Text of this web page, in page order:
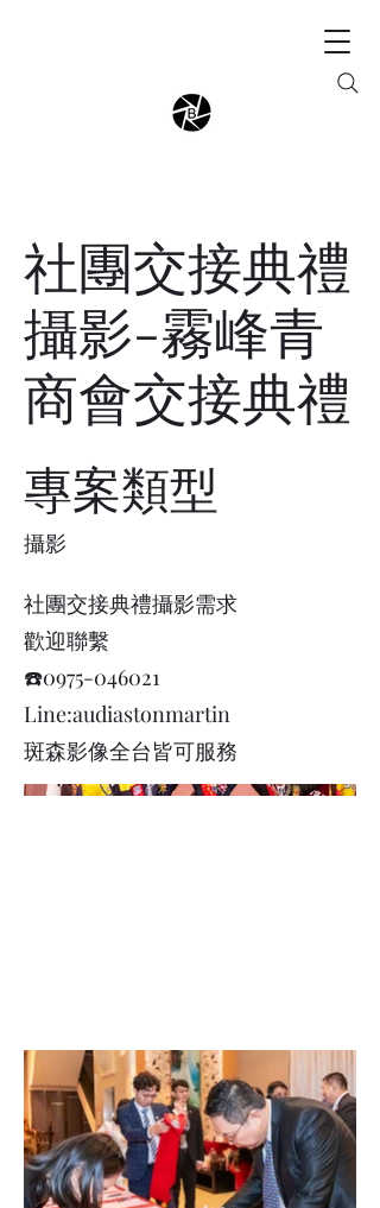
社團交接典禮
攝影-霧峰青
商會交接典禮
專案類型
攝影
社團交接典禮攝影需求
歡迎聯繫
☎️0975-046021
Line:audiastonmartin
斑森影像全台皆可服務